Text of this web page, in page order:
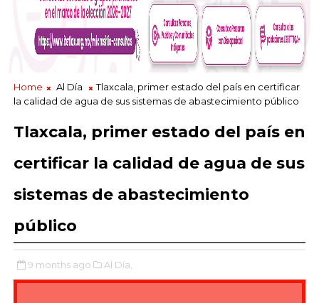
Home Al Día
Tlaxcala, primer estado del país en certificar
la calidad de agua de sus sistemas de abastecimiento público
Tlaxcala, primer estado del país en
certificar la calidad de agua de sus
sistemas de abastecimiento
público
9 months ago Al Día,